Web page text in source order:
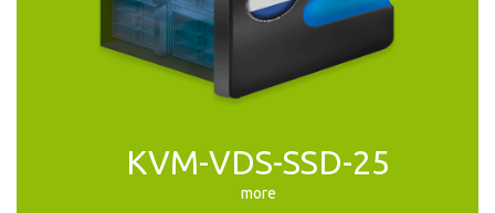
KVM-VDS-SSD-25
more